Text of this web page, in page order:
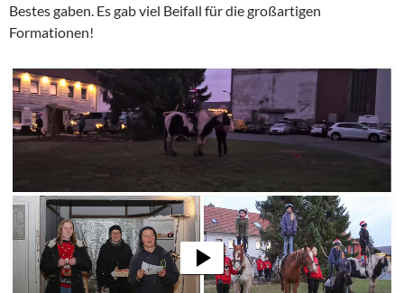
Bestes gaben. Es gab viel Beifall für die großartigen
Formationen!
Video-
Player